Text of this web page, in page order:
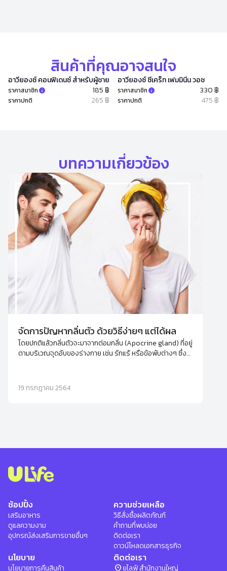
สินค้าที่คุณอาจสนใจ
อาวียองซ์ คอนฟิเดนซ์ สำหรับผู้ชาย
ราคาสมาชิก 185 ฿
ราคาปกติ 265 ฿
อาวียองซ์ ซีเคร็ท เฟมมินีน วอช
ราคาสมาชิก 330 ฿
ราคาปกติ 475 ฿
บทความเกี่ยวข้อง
จัดการปัญหากลิ่นตัว ด้วยวิธีง่ายๆ แต่ได้ผล
โดยปกติแล้วกลิ่นตัวจะมาจากต่อมกลิ่น (Apocrine gland) ที่อยู่
ตามบริเวณจุดอับของร่างกาย เช่น รักแร้ หรือข้อพับต่างๆ ซึ่ง
เกิดเป็นกลิ่นเฉพาะบุคคล
19 กรกฎาคม 2564
ช้อปปิ้ง
เสริมอาหาร
ดูแลความงาม
อุปกรณ์ส่งเสริมการขายอื่นๆ
ความช่วยเหลือ
วิธีสั่งซื้อผลิตภัณฑ์
คำถามที่พบบ่อย
ติดต่อเรา
ดาวน์โหลดเอกสารธุรกิจ
นโยบาย
นโยบายการคืนสินค้า
ติดต่อเรา
location_onยูไลฟ์ สำนักงานใหญ่